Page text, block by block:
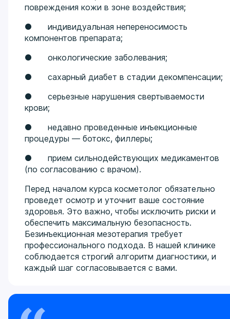
повреждения кожи в зоне воздействия;
● индивидуальная непереносимость
компонентов препарата;
● онкологические заболевания;
● сахарный диабет в стадии декомпенсации;
● серьезные нарушения свертываемости
крови;
● недавно проведенные инъекционные
процедуры — ботокс, филлеры;
● прием сильнодействующих медикаментов
(по согласованию с врачом).
Перед началом курса косметолог обязательно
проведет осмотр и уточнит ваше состояние
здоровья. Это важно, чтобы исключить риски и
обеспечить максимальную безопасность.
Безинъекционная мезотерапия требует
профессионального подхода. В нашей клинике
соблюдается строгий алгоритм диагностики, и
каждый шаг согласовывается с вами.